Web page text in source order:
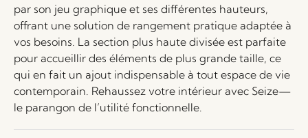
par son jeu graphique et ses différentes hauteurs,
offrant une solution de rangement pratique adaptée à
vos besoins. La section plus haute divisée est parfaite
pour accueillir des éléments de plus grande taille, ce
qui en fait un ajout indispensable à tout espace de vie
contemporain. Rehaussez votre intérieur avec Seize—
le parangon de l’utilité fonctionnelle.